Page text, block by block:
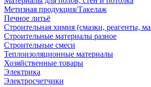
Метизная продукция/Такелаж
Печное литьё
Строительная химия (смазки, реагенты,
Строительные материалы разное
Строительные смеси
Теплоизоляционные материалы
Хозяйственные товары
Электрика
Электросчетчики